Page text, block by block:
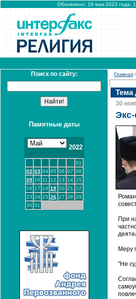
Обновлено: 16 мая 2022 года,
Поиск по сайту:
Памятные даты
2022
01
02 03 04 05 06 07 08
09 10 11 12 13 14 15
16 17 18 19 20 21
22
23 24 25 26 27 28 29
30 31
Главная
Тема
30
При
Меру
"Не